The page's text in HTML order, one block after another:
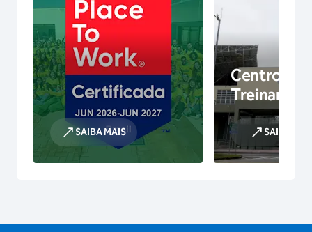
SAIBA MAIS
Centro de
SAIBA